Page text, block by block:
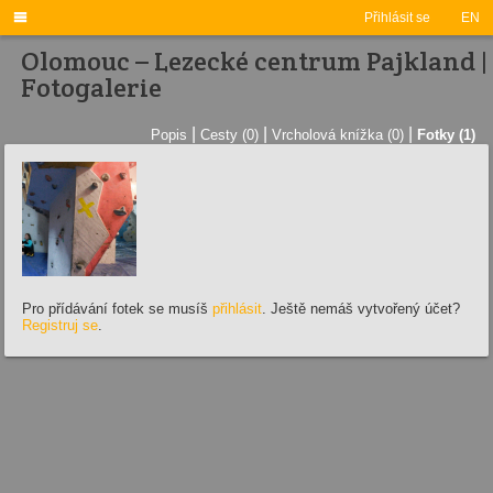
Přihlásit se EN

Olomouc – Lezecké centrum Pajkland |
Fotogalerie
Popis Cesty (0) Vrcholová knížka (0) Fotky (1)
Pro přídávání fotek se musíš přihlásit . Ještě nemáš vytvořený účet?
Registruj se